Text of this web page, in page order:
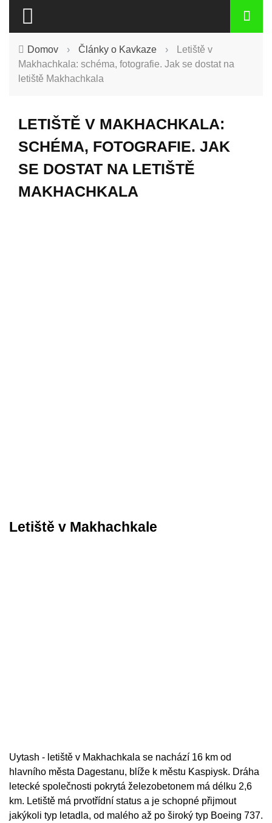
Domov › Články o Kavkaze ›
Letiště v
Makhachkala: schéma, fotografie. Jak se dostat na
letiště Makhachkala
LETIŠTĚ V MAKHACHKALA:
SCHÉMA, FOTOGRAFIE. JAK
SE DOSTAT NA LETIŠTĚ
MAKHACHKALA
Letiště v Makhachkale
Uytash - letiště v Makhachkala se nachází 16 km od
hlavního města Dagestanu, blíže k městu Kaspiysk. Dráha
letecké společnosti pokrytá železobetonem má délku 2,6
km. Letiště má prvotřídní status a je schopné přijmout
jakýkoli typ letadla, od malého až po široký typ Boeing 737.